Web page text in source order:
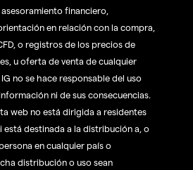
financiero,
en relación con la compra,
o registros de los precios de
u oferta de venta de cualquier
no se hace responsable del uso
ni de sus consecuencias.
web no está dirigida a residentes
está destinada a la distribución a, o
en cualquier país o
distribución o uso sean